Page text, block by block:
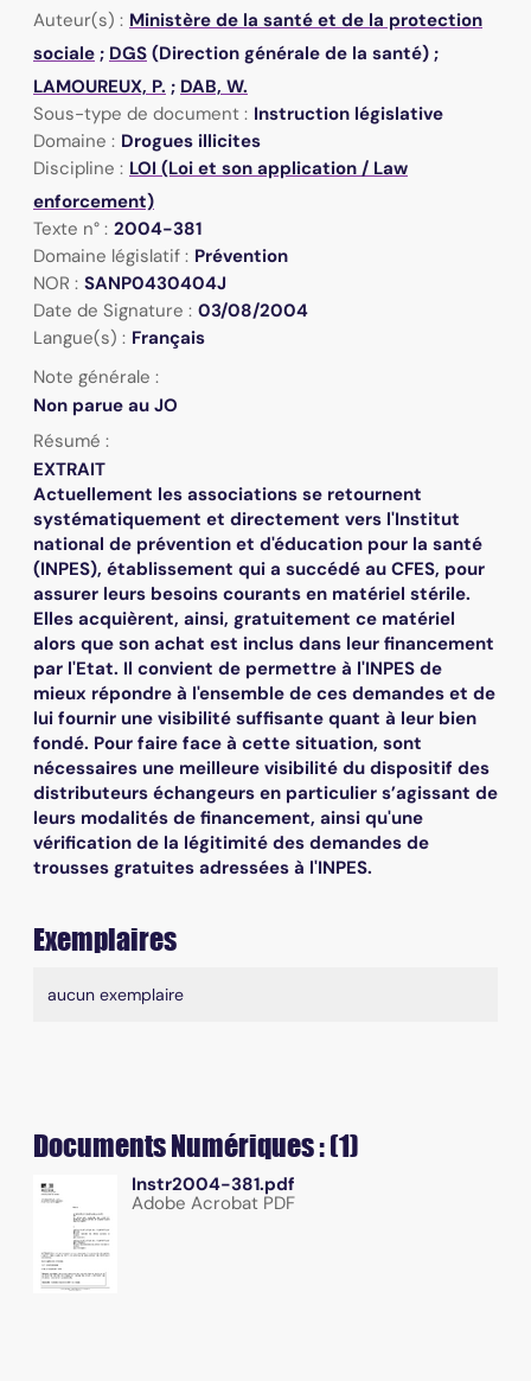
Auteur(s) : Ministère de la santé et de la protection
sociale ; DGS (Direction générale de la santé) ;
LAMOUREUX, P. ; DAB, W.
Sous-type de document : Instruction législative
Domaine : Drogues illicites
Discipline : LOI (Loi et son application / Law
enforcement)
Texte n° : 2004-381
Domaine législatif : Prévention
NOR : SANP0430404J
Date de Signature : 03/08/2004
Langue(s) : Français
Note générale :
Non parue au JO
Résumé :
EXTRAIT
Actuellement les associations se retournent
systématiquement et directement vers l'Institut
national de prévention et d'éducation pour la santé
(INPES), établissement qui a succédé au CFES, pour
assurer leurs besoins courants en matériel stérile.
Elles acquièrent, ainsi, gratuitement ce matériel
alors que son achat est inclus dans leur financement
par l'Etat. Il convient de permettre à l'INPES de
mieux répondre à l'ensemble de ces demandes et de
lui fournir une visibilité suffisante quant à leur bien
fondé. Pour faire face à cette situation, sont
nécessaires une meilleure visibilité du dispositif des
distributeurs échangeurs en particulier s’agissant de
leurs modalités de financement, ainsi qu'une
vérification de la légitimité des demandes de
trousses gratuites adressées à l'INPES.
Exemplaires
aucun exemplaire
Documents Numériques : (1)
Instr2004-381.pdf
Adobe Acrobat PDF